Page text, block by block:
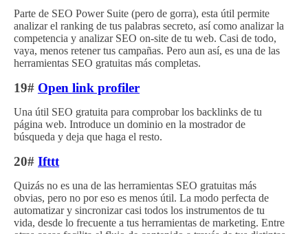
Parte de SEO Power Suite (pero de gorra), esta útil permite
analizar el ranking de tus palabras secreto, así como analizar la
competencia y analizar SEO on-site de tu web. Casi de todo,
vaya, menos retener tus campañas. Pero aun así, es una de las
herramientas SEO gratuitas más completas.
19# Open link profiler
Una útil SEO gratuita para comprobar los backlinks de tu
página web. Introduce un dominio en la mostrador de
búsqueda y deja que haga el resto.
20# Ifttt
Quizás no es una de las herramientas SEO gratuitas más
obvias, pero no por eso es menos útil. La modo perfecta de
automatizar y sincronizar casi todos los instrumentos de tu
vida, desde lo frecuente a tus herramientas de marketing. Entre